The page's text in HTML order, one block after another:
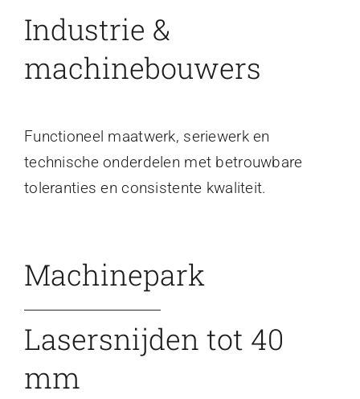
Industrie &
machinebouwers
Functioneel maatwerk, seriewerk en
technische onderdelen met betrouwbare
toleranties en consistente kwaliteit.
Machinepark
Lasersnijden tot 40
mm